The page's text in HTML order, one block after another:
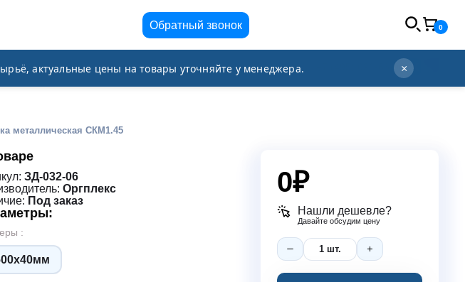
Обратный звонок 0
актуальные цены на товары уточняйте у менеджера. ×
info@orgplex.com +7 (495) 021-63-96
металлическая СКМ1.45
ЗД-032-06
Оргплекс
Под заказ
:
0₽
Нашли дешевле?
Давайте обсудим цену